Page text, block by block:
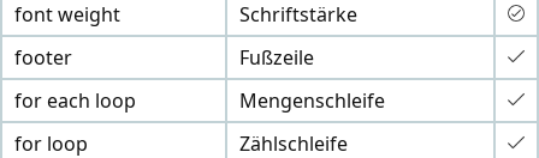
font weight
Schriftstärke
footer
Fußzeile
for each loop
Mengenschleife
for loop
Zählschleife